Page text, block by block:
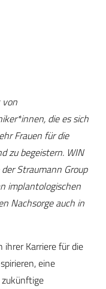
die es sich
Frauen für die
zu begeistern. WIN
Straumann Group
implantologischen
Nachsorge auch in
ihrer Karriere für die
eine